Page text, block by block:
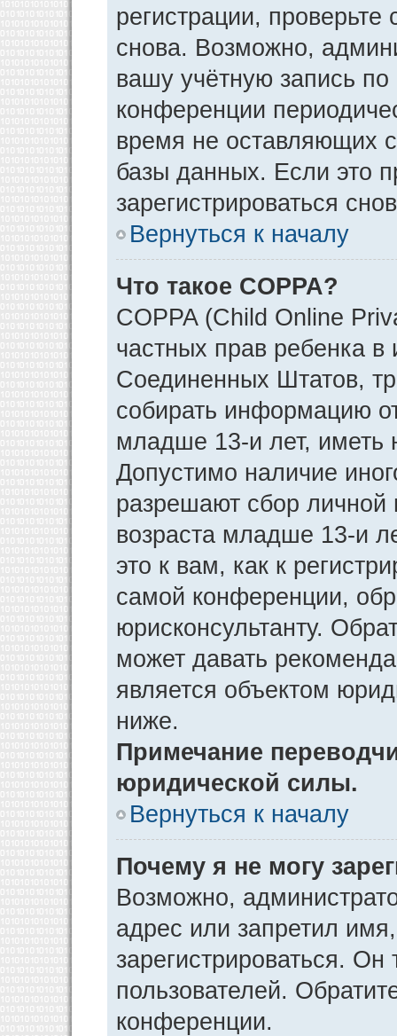
регистрации,
снова. Возможно,
вашу учётную запись
конференции
время не оставляющих
базы данных. Если это
зарегистрироваться
Вернуться к началу
Что такое COPPA?
COPPA (Child Online
частных прав ребенка в
Соединенных Штатов,
собирать информацию
младше 13-и лет, иметь
Допустимо наличие
разрешают сбор
возраста младше 13-и
это к вам, как к
самой конференции,
юрисконсультанту.
может давать
является объектом
ниже.
Примечание
юридической силы.
Вернуться к началу
Почему я не могу
Возможно,
адрес или запретил
зарегистрироваться.
пользователей.
конференции.